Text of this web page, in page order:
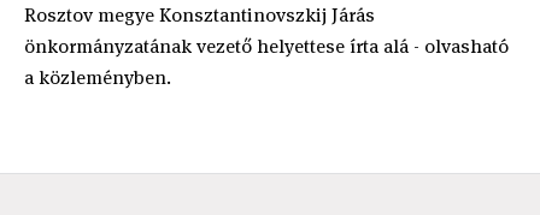
Rosztov megye Konsztantinovszkij Járás
önkormányzatának vezető helyettese írta alá - olvasható
a közleményben.